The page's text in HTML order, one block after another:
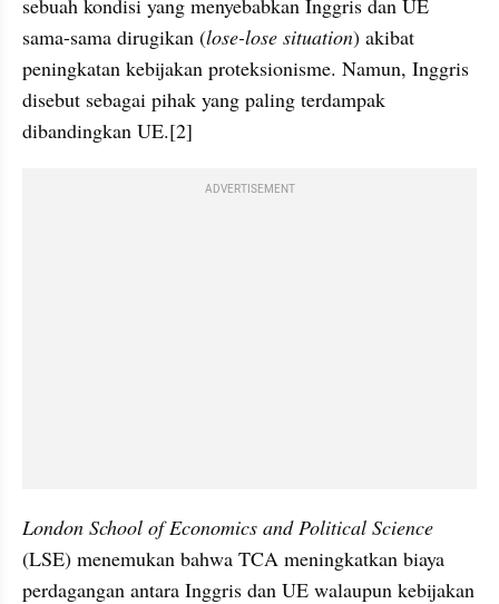
sama-sama dirugikan (lose-lose situation) akibat
peningkatan kebijakan proteksionisme. Namun, Inggris
disebut sebagai pihak yang paling terdampak
dibandingkan UE.[2]
ADVERTISEMENT
London School of Economics and Political Science
(LSE) menemukan bahwa TCA meningkatkan biaya
perdagangan antara Inggris dan UE walaupun kebijakan